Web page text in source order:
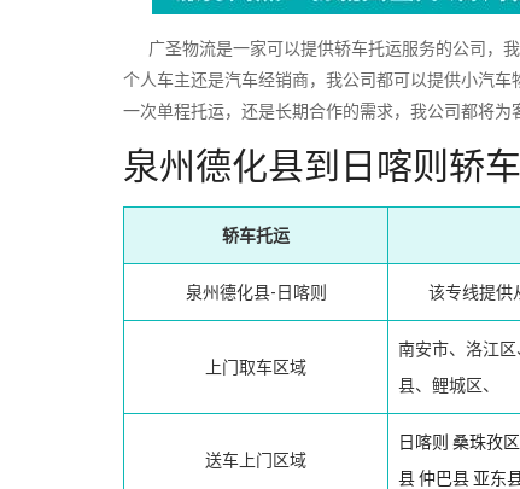
广圣物流是一家可以提供轿车托运服务的公司，
个人车主还是汽车经销商，我公司都可以提供小汽
一次单程托运，还是长期合作的需求，我公司都将为
泉州德化县到日喀则轿
轿车托运
泉州德化县-日喀则 该专线提供
上门取车区域
南安市、洛江
县、鲤城区、
送车上门区域
日喀则 桑珠孜区
县仲巴县 亚东